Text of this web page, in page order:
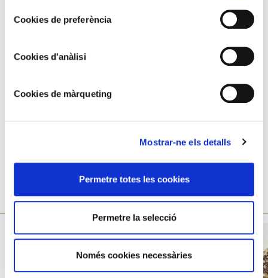
Cookies de preferència
Cookies d'anàlisi
Cookies de màrqueting
Mostrar-ne els detalls
Permetre totes les cookies
Permetre la selecció
Només cookies necessàries
construcció de rellotges de campanar en altres viles.
Josep Balí i Reniu, 1718 - 1786
TAMBÉ ET POT INTERESSAR